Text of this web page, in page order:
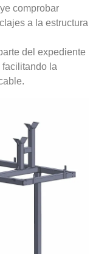
comprobar
a la estructura
del expediente
facilitando la